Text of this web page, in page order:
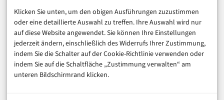
Klicken Sie unten, um den obigen Ausführungen zuzustimmen
oder eine detaillierte Auswahl zu treffen. Ihre Auswahl wird nur
auf diese Website angewendet. Sie können Ihre Einstellungen
jederzeit ändern, einschließlich des Widerrufs Ihrer Zustimmung,
indem Sie die Schalter auf der Cookie-Richtlinie verwenden oder
indem Sie auf die Schaltfläche „Zustimmung verwalten“ am
unteren Bildschirmrand klicken.
Magazin
Unsere Redaktion
Werbeformate & Media Kit
Rechtliches